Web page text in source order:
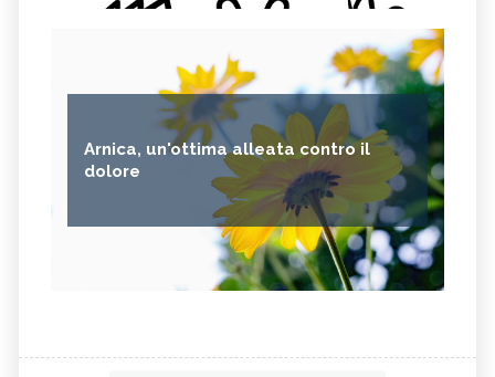
Arnica, un'ottima alleata contro il
dolore